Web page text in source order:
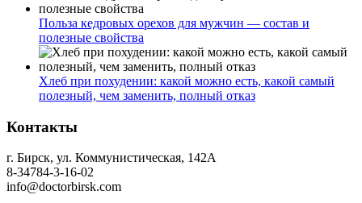
Польза кедровых орехов для мужчин — состав и
полезные свойства
Хлеб при похудении: какой можно есть, какой самый
полезный, чем заменить, полный отказ
Контакты
г. Бирск, ул. Коммунистическая, 142А
8-34784-3-16-02
info@doctorbirsk.com